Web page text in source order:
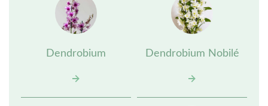
Dendrobium Dendrobium Nobilé